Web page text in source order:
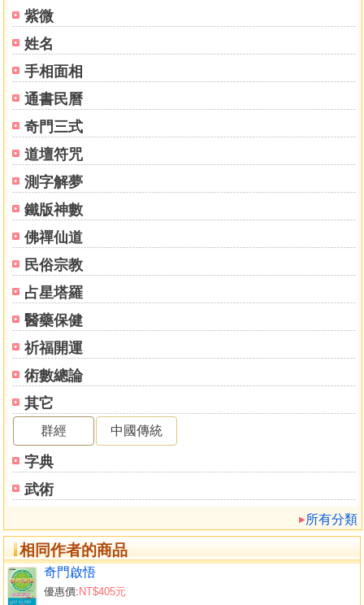
紫微
姓名
手相面相
通書民曆
奇門三式
道壇符咒
測字解夢
鐵版神數
佛禪仙道
民俗宗教
占星塔羅
醫藥保健
祈福開運
術數總論
其它
群經 中國傳統
字典
武術
所有分類
相同作者的商品
奇門啟悟
優惠價: NT$405元
原理和方法。又如大運干支五行的旺衰必須由原命局月令衡
量的秘訣，四柱中天干地支之間五行生尅路線，干支氣數以
及氣數與旺衰的根本區別，具體流年的訣竅與技巧等鮮為人
知的重點和難點，書中一一加以公開披露，讀者們可以認真
推敲，這也說明了劉文元先生的講課水準與實戰能力為什麼
得到廣大學員們的高度評價、同行們讚揚的原因。
第二個優點，本書結構獨具一格，至簡至易。由於四柱
命理以天人合一和陰陽五行哲學、古代天文星象的一些現象
作為立命的理論基礎，又經過歷代學者的大加發揮，從而形
成一套完整而複雜的學術體系，加之歷代命書浩如煙海，文
辭古典，義理深奧，不僅使初學者望而生畏，如此研究下
去，夠你一輩子研究的，有的仍是不深不透，面對如此龐大
的體系，作者打破常規，抓住「易者象也，
象也者像也」的易學精髓，以〝四柱具體信息類象〞為綱，
統率全書內容，結構新穎，既簡單又明瞭，將複雜的體系簡
單化，真是大道至簡。書中對各種具體信息類象，精選從實
踐預測中得到的典型案例，從理論上進行詳細的分析，使讀
者易學易懂。處處予人以新鮮有益的啟迪。
第三個優點，理、象、數濟於一爐的命理詳解，加深讀
者對命理概念的深入理解，培養靈活應用知識的技能技巧，
起到了十分良好的作用，作者從日常大量的真人真事的實戰
中，精選概念性強，技巧大的命例有法可依，有理可推，有
象可察，有數可演，惟妙惟肖。使讀者有舉一反三的啟發誘
導功效，令水準較高的讀者留有獨立思考的廣闊餘地。總
之，作者準確的高超命理預測術有令人拍案叫絕之感，讀者
可細心玩味之。
2007年5月於天津
作者序